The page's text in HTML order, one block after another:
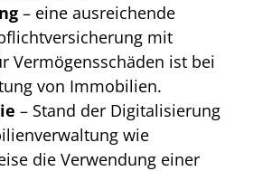
– eine ausreichende
mit
Vermögensschäden ist bei
von Immobilien.
– Stand der Digitalisierung
wie
die Verwendung einer